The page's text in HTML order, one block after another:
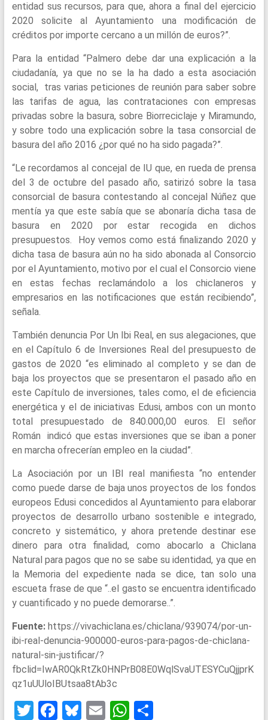
entidad sus recursos, para que, ahora a final del ejercicio
2020 solicite al Ayuntamiento una modificación de
créditos por importe cercano a un millón de euros?”.
Para la entidad “Palmero debe dar una explicación a la
ciudadanía, ya que no se la ha dado a esta asociación
social, tras varias peticiones de reunión para saber sobre
las tarifas de agua, las contrataciones con empresas
privadas sobre la basura, sobre Biorreciclaje y Miramundo,
y sobre todo una explicación sobre la tasa consorcial de
basura del año 2016 ¿por qué no ha sido pagada?”.
“Le recordamos al concejal de IU que, en rueda de prensa
del 3 de octubre del pasado año, satirizó sobre la tasa
consorcial de basura contestando al concejal Núñez que
mentía ya que este sabía que se abonaría dicha tasa de
basura en 2020 por estar recogida en dichos
presupuestos. Hoy vemos como está finalizando 2020 y
dicha tasa de basura aún no ha sido abonada al Consorcio
por el Ayuntamiento, motivo por el cual el Consorcio viene
en estas fechas reclamándolo a los chiclaneros y
empresarios en las notificaciones que están recibiendo”,
señala.
También denuncia Por Un Ibi Real, en sus alegaciones, que
en el Capítulo 6 de Inversiones Real del presupuesto de
gastos de 2020 “es eliminado al completo y se dan de
baja los proyectos que se presentaron el pasado año en
este Capítulo de inversiones, tales como, el de eficiencia
energética y el de iniciativas Edusi, ambos con un monto
total presupuestado de 840.000,00 euros. El señor
Román indicó que estas inversiones que se iban a poner
en marcha ofrecerían empleo en la ciudad”.
La Asociación por un IBI real manifiesta “no entender
como puede darse de baja unos proyectos de los fondos
europeos Edusi concedidos al Ayuntamiento para elaborar
proyectos de desarrollo urbano sostenible e integrado,
concreto y sistemático, y ahora pretende destinar ese
dinero para otra finalidad, como abocarlo a Chiclana
Natural para pagos que no se sabe su identidad, ya que en
la Memoria del expediente nada se dice, tan solo una
escueta frase de que “..el gasto se encuentra identificado
y cuantificado y no puede demorarse..”.
Fuente:https://vivachiclana.es/chiclana/939074/por-un-
ibi-real-denuncia-900000-euros-para-pagos-de-chiclana-
natural-sin-justificar/?
fbclid=IwAR0QkRtZk0HNPrB08E0WqlSvaUTESYCuQjjprK
qz1uUUloIBUtsaa8tAb3c
T F Bl E W S